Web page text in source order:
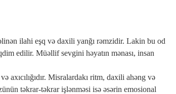
ilahi eşq və daxili yanğı rəmzidir. Lakin bu od
edilir. Müəllif sevgini həyatın mənası, insan
Misralardakı ritm, daxili ahəng və
təkrar-təkrar işlənməsi isə əsərin emosional